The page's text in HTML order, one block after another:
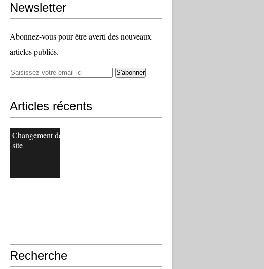
Newsletter
Abonnez-vous pour être averti des nouveaux
articles publiés.
Articles récents
Changement de
site
Recherche